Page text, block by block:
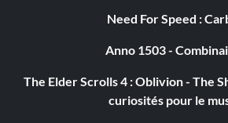
Need For Speed :
Anno 1503 -
The Elder Scrolls 4 : Oblivion - The
curiosités pour le